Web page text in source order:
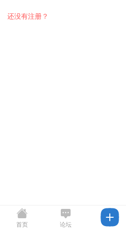
还没有注册？
首页 论坛